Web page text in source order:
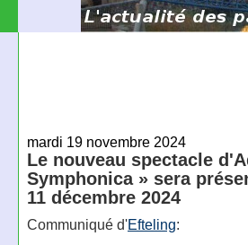
mardi 19 novembre 2024
Le nouveau spectacle
Symphonica » sera
11 décembre 2024
Communiqué d'Efteling: